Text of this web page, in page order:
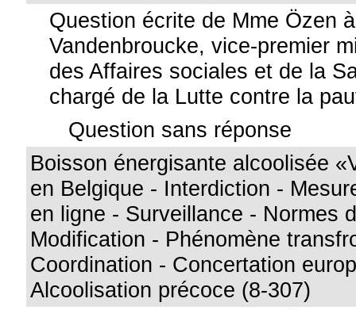
Question écrite de Mme Özen
Vandenbroucke, vice-premier
des Affaires sociales et de la
chargé de la Lutte contre la
Question sans réponse
Boisson énergisante alcoolisée
en Belgique - Interdiction -
en ligne - Surveillance - Normes
Modification - Phénomène
Coordination - Concertation
Alcoolisation précoce (8-307)